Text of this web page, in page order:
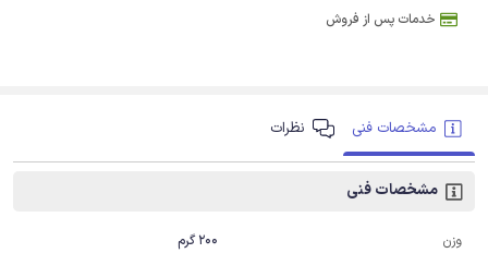
خدمات پس از فروش
مشخصات فنی نظرات
مشخصات فنی
وزن 200 گرم